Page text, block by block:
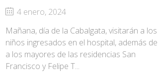
4 enero, 2024
Mañana, día de la Cabalgata, visitarán a los
niños ingresados en el hospital, además de
a los mayores de las residencias San
Francisco y Felipe T...